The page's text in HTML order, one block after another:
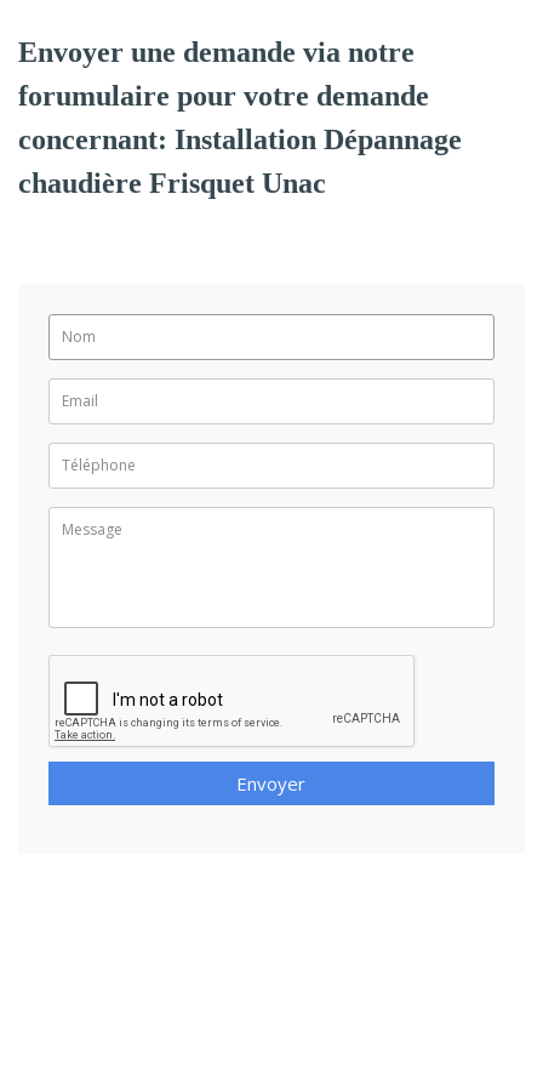
Envoyer une demande via notre
forumulaire pour votre demande
concernant: Installation Dépannage
chaudière Frisquet Unac
Envoyer